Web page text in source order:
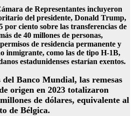
de Representantes incluyeron
del presidente, Donald Trump,
por ciento sobre las transferencias de
de 40 millones de personas,
de residencia permanente y
inmigrante, como las de tipo H-1B,
estadunidenses estarían exentos.
del Banco Mundial, las remesas
origen en 2023 totalizaron
de dólares, equivalente al
de Bélgica.